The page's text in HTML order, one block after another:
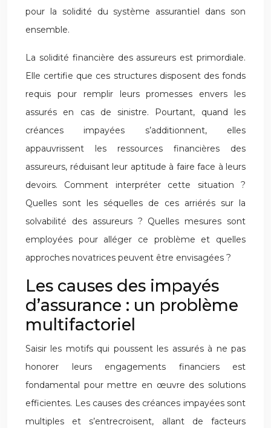
pour la solidité du système assurantiel dans son
ensemble.
La solidité financière des assureurs est primordiale.
Elle certifie que ces structures disposent des fonds
requis pour remplir leurs promesses envers les
assurés en cas de sinistre. Pourtant, quand les
créances impayées s’additionnent, elles
appauvrissent les ressources financières des
assureurs, réduisant leur aptitude à faire face à leurs
devoirs. Comment interpréter cette situation ?
Quelles sont les séquelles de ces arriérés sur la
solvabilité des assureurs ? Quelles mesures sont
employées pour alléger ce problème et quelles
approches novatrices peuvent être envisagées ?
Les causes des impayés
d’assurance : un problème
multifactoriel
Saisir les motifs qui poussent les assurés à ne pas
honorer leurs engagements financiers est
fondamental pour mettre en œuvre des solutions
efficientes. Les causes des créances impayées sont
multiples et s’entrecroisent, allant de facteurs